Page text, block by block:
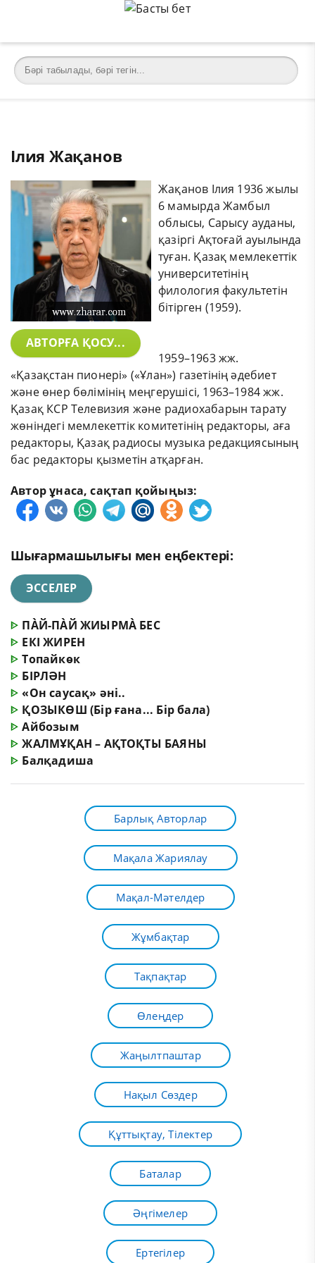
Ілия Жақанов
АВТОРҒА ҚОСУ...
Жақанов Ілия 1936 жылы
6 мамырда Жамбыл
облысы, Сарысу ауданы,
қазіргі Ақтоғай ауылында
туған. Қазақ мемлекеттік
университетінің
филология факультетін
бітірген (1959).
1959–1963 жж.
«Қазақстан пионері» («Ұлан») газетінің әдебиет
және өнер бөлімінің меңгерушісі, 1963–1984 жж.
Қазақ КСР Телевизия және радиохабарын тарату
жөніндегі мемлекеттік комитетінің редакторы, аға
редакторы, Қазақ радиосы музыка редакциясының
бас редакторы қызметін атқарған.
Автор ұнаса, сақтап қойыңыз:
Шығармашылығы мен еңбектері:
ЭССЕЛЕР
ᐈ ПÀЙ-ПÀЙ ЖИЫРМÀ БЕC
ᐈ ЕКІ ЖИРЕН
ᐈТопайкөк
ᐈ БІРЛӘН
ᐈ«Он саусақ» әні..
ᐈ ҚОЗЫКӨШ (Бір ғана... Бір бала)
ᐈАйбозым
ᐈЖАЛМҰҚАН – АҚТОҚТЫ БАЯНЫ
ᐈ Балқадиша
Барлық Авторлар
Мақала Жариялау
Мақал-Мәтелдер
Жұмбақтар
Тақпақтар
Өлеңдер
Жаңылтпаштар
Нақыл Сөздер
Құттықтау, Тілектер
Баталар
Әңгімелер
Ертегілер